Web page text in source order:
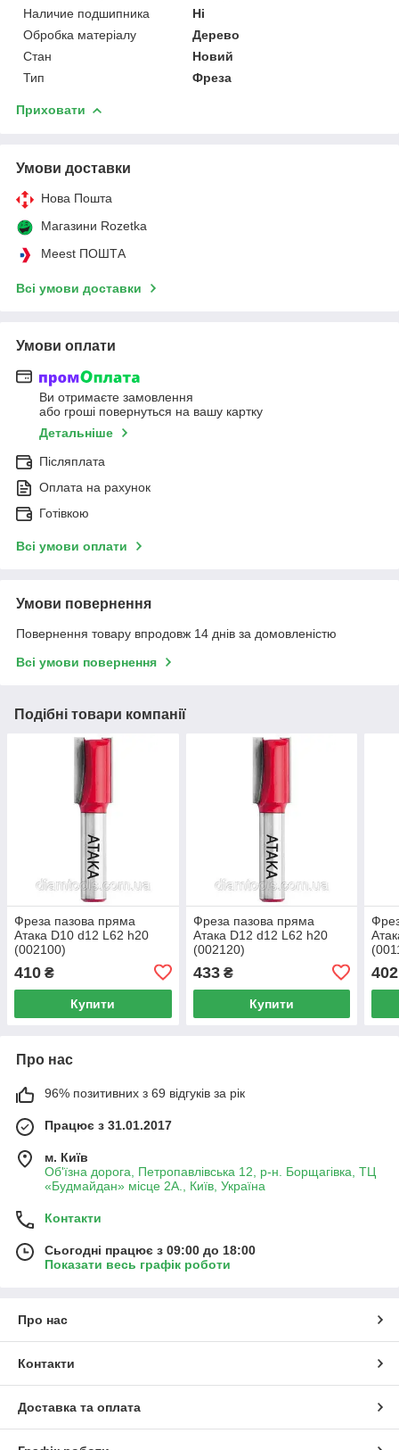
Наличие подшипника
Ні
Обробка матеріалу
Дерево
Стан
Новий
Тип
Фреза
Приховати
Умови доставки
Нова Пошта
Магазини Rozetka
Meest ПОШТА
Всі умови доставки
Умови оплати
Ви отримаєте замовлення
або гроші повернуться на вашу картку
Детальніше
Післяплата
Оплата на рахунок
Готівкою
Всі умови оплати
Умови повернення
Повернення товару впродовж 14 днів за домовленістю
Всі умови повернення
Подібні товари компанії
Фреза пазова пряма
Атака D10 d12 L62 h20
(002100)
410 ₴
Купити
Фреза пазова пряма
Атака D12 d12 L62 h20
(002120)
433₴
Купити
402
Про нас
96% позитивних з 69 відгуків за рік
Працює з 31.01.2017
м. Київ
Об'їзна дорога, Петропавлівська 12, р-н. Борщагівка, ТЦ
«Будмайдан» місце 2А., Київ, Україна
Контакти
Сьогодні працює з 09:00 до 18:00
Показати весь графік роботи
Про нас
Контакти
Доставка та оплата